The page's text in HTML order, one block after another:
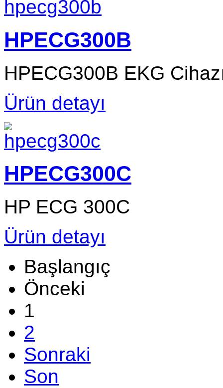
HPECG300B
HPECG300B EKG
Ürün detayı
HPECG300C
HP ECG 300C
Ürün detayı
Başlangıç
Önceki
1
2
Sonraki
Son